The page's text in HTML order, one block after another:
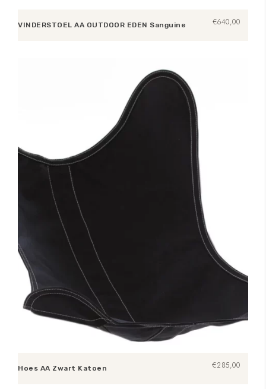
VINDERSTOEL AA OUTDOOR EDEN Sanguine €640,00
Hoes AA Zwart Katoen €285,00